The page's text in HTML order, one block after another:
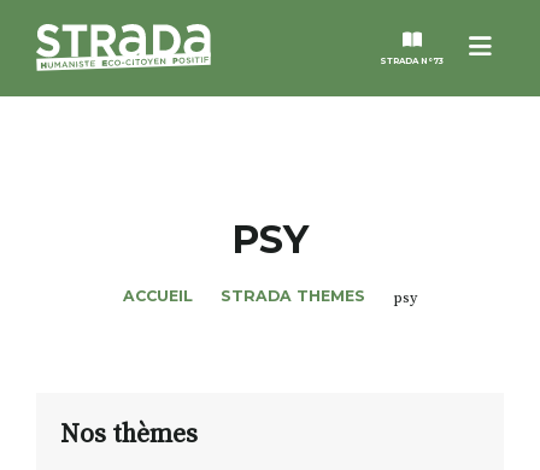
Menu
STRADA N°73
NOS THÈMES
ALTER STRADA
PSY
ACCUEIL STRADA THEMES psy
Nos thèmes